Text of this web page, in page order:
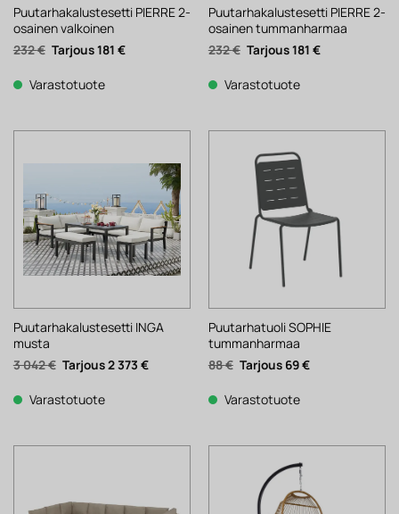
Puutarhakalustesetti PIERRE 2-
osainen valkoinen
232€ Alkuperäinen
hinta
232 €.
181 €Nykyinen
Varastotuote
Puutarhakalustesetti PIERRE 2-
osainen tummanharmaa
232€ Alkuperäinen
hinta
232 €.
181 €Nykyinen
Varastotuote
Puutarhakalustesetti INGA
musta
3 042€ Alkuperäinen
hinta
3
042 €.
2 373 €Nykyinen
Varastotuote
Puutarhatuoli SOPHIE
tummanharmaa
88€ Alkuperäinen
hinta
88 €.
69€Nykyinen
Varastotuote